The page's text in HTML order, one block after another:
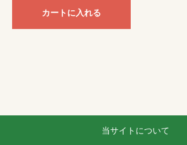
カートに入れる
当サイトについて